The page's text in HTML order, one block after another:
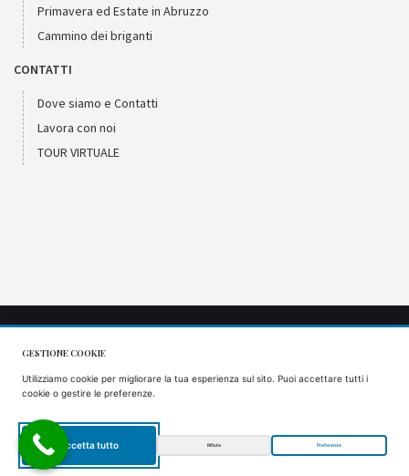
Primavera ed Estate in Abruzzo
Cammino dei briganti
CONTATTI
Dove siamo e Contatti
Lavora con noi
TOUR VIRTUALE
CIR: 066053AGR0001
CIN: IT066053B57VS9J5AQ
GESTIONE COOKIE
Utilizziamo cookie per migliorare la tua esperienza sul sito. Puoi accettare tutti i
cookie o gestire le preferenze.
Accetta tutto Rifiuta Preferenze